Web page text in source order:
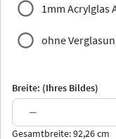
Jersey
1mm Acrylglas
ohne
Breite: (Ihres Bildes)
−
Gesamtbreite: 92,26 cm